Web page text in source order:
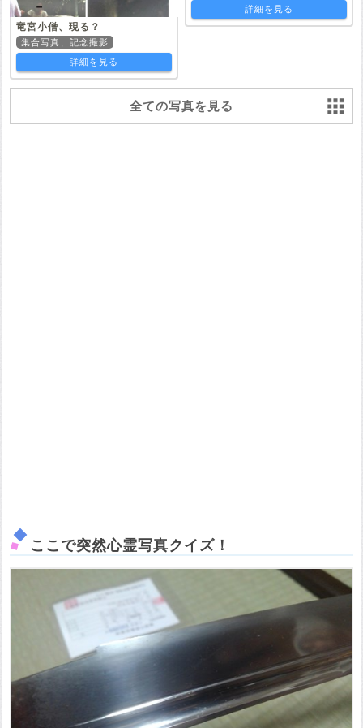
竜宮小僧、現る？
集合写真、記念撮影
詳細を見る
詳細を見る
全ての写真を見る
ここで突然心霊写真クイズ！